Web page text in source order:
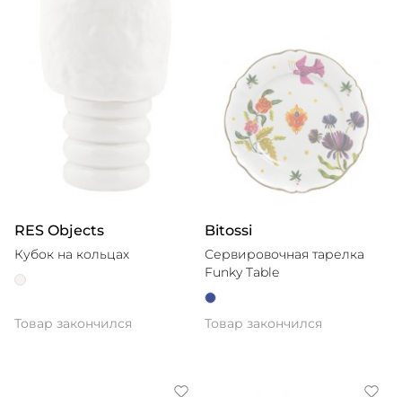
RES Objects
Кубок на кольцах
Товар закончился
Bitossi
Сервировочная тарелка
Funky Table
Товар закончился